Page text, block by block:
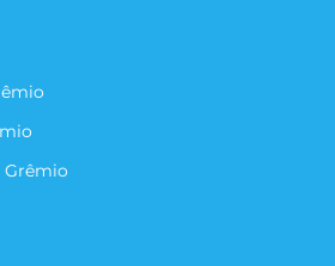
Grêmio